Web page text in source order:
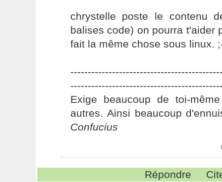
chrystelle poste le contenu
balises code) on pourra t'aider
fait la même chose sous linux.
Exige beaucoup de toi-
autres. Ainsi beaucoup
Confucius
Répondre